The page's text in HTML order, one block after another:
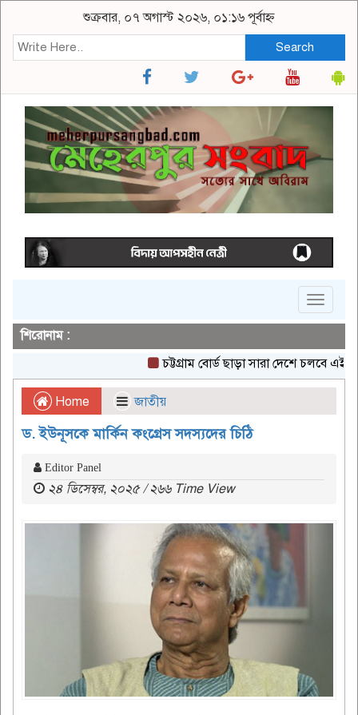
শুক্রবার, ০৭ অগাস্ট ২০২৬, ০১:১৬ পূর্বাহ্ন
Search
Toggle
শিরোনাম :
চট্টগ্রাম বোর্ড ছাড়া সারা দেশে চলবে এইচএসসি
Home জাতীয়
ড. ইউনূসকে মার্কিন কংগ্রেস সদস্যদের চিঠি
Editor Panel
২৪ ডিসেম্বর, ২০২৫ / ২৬৬ Time View